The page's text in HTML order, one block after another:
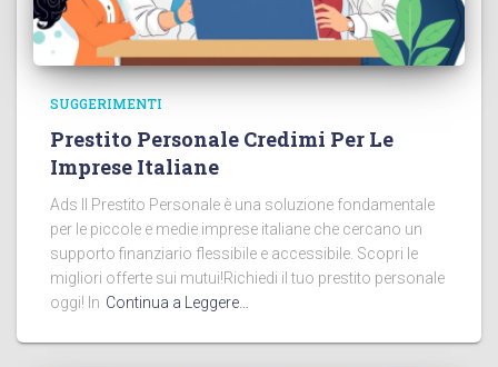
SUGGERIMENTI
Prestito Personale Credimi Per Le
Imprese Italiane
Ads Il Prestito Personale è una soluzione fondamentale
per le piccole e medie imprese italiane che cercano un
supporto finanziario flessibile e accessibile. Scopri le
migliori offerte sui mutui!Richiedi il tuo prestito personale
oggi! In Continua a Leggere…